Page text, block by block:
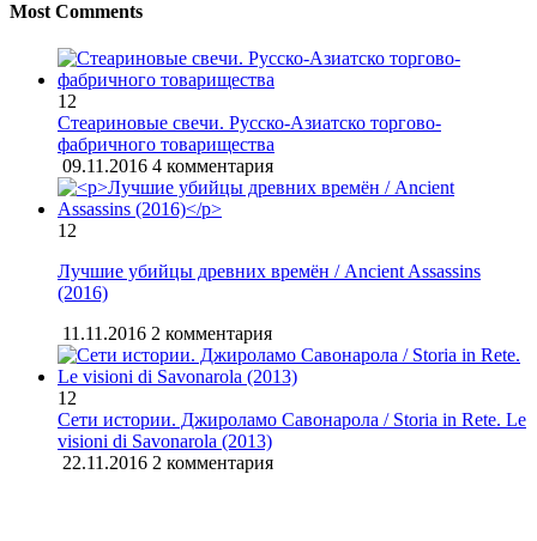
Most Comments
12
Стеариновые свечи. Русско-Азиатско торгово-
фабричного товарищества
09.11.2016 4 комментария
12
Лучшие убийцы древних времён / Ancient Assassins
(2016)
11.11.2016 2 комментария
12
Сети истории. Джироламо Савонарола / Storia in Rete. Le
visioni di Savonarola (2013)
22.11.2016 2 комментария